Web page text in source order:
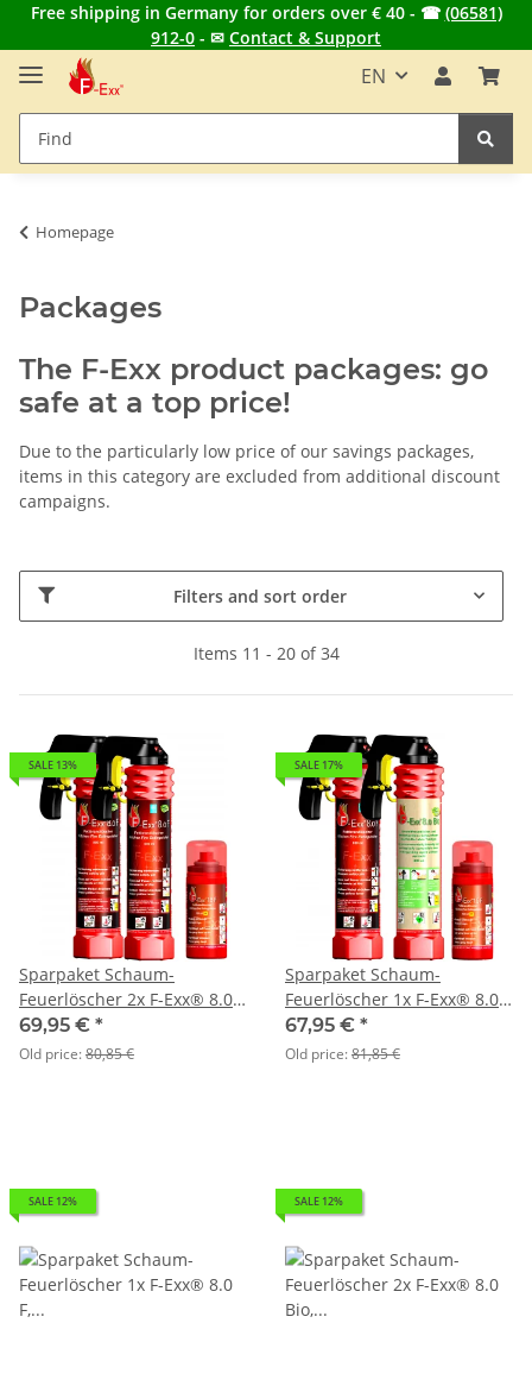
Free shipping in Germany for orders over € 40 - ☎ (06581)
912-0 - ✉ Contact & Support
EN
Homepage
Packages
The F-Exx product packages: go
safe at a top price!
Due to the particularly low price of our savings packages,
items in this category are excluded from additional discount
campaigns.
Filters and sort order
Items 11 - 20 of 34
SALE 13%
Sparpaket Schaum-
Feuerlöscher 2x F-Exx® 8.0
F, 1x F-Exx® 1.5 F
69,95 € *
Old price:80,85 €
SALE 17%
Sparpaket Schaum-
Feuerlöscher 1x F-Exx® 8.0
F, 1x F-Exx® 8.0 Bio, 1x F-
Exx® 1.5
67,95 € *
Old price:81,85 €
SALE 12% SALE 12%